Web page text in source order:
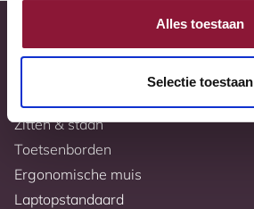
Alles toestaan
Selectie toestaan
Zitten & staan
Toetsenborden
Ergonomische muis
Laptopstandaard